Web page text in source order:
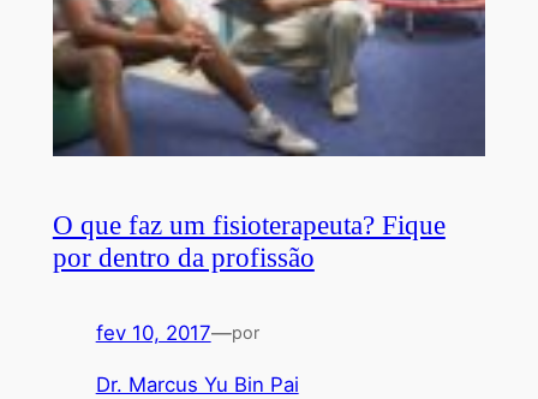
O que faz um fisioterapeuta? Fique
por dentro da profissão
fev 10, 2017—por
Dr. Marcus Yu Bin Pai